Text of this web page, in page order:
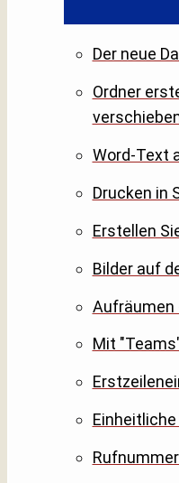
Der neue
Ordner
Word-Text
Drucken in
Erstellen
Bilder auf
Aufräumen
Mit